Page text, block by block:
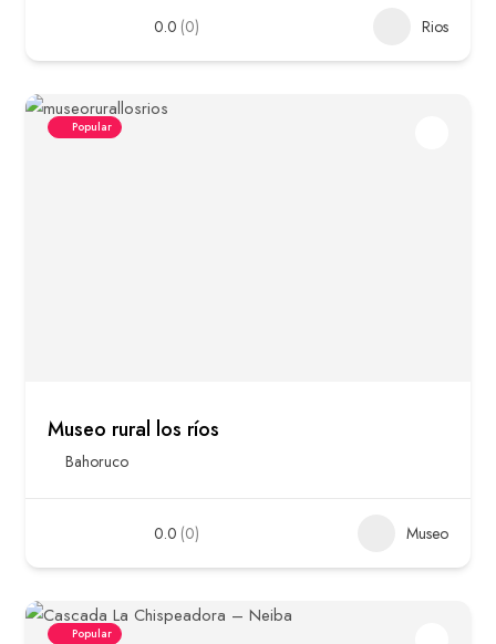
0.0 (0) Rios
Popular
Museo rural los ríos
Bahoruco
0.0 (0) Museo
Popular